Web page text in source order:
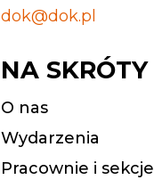
dok@dok.pl
NA SKRÓTY
O nas
Wydarzenia
Pracownie i sekcje